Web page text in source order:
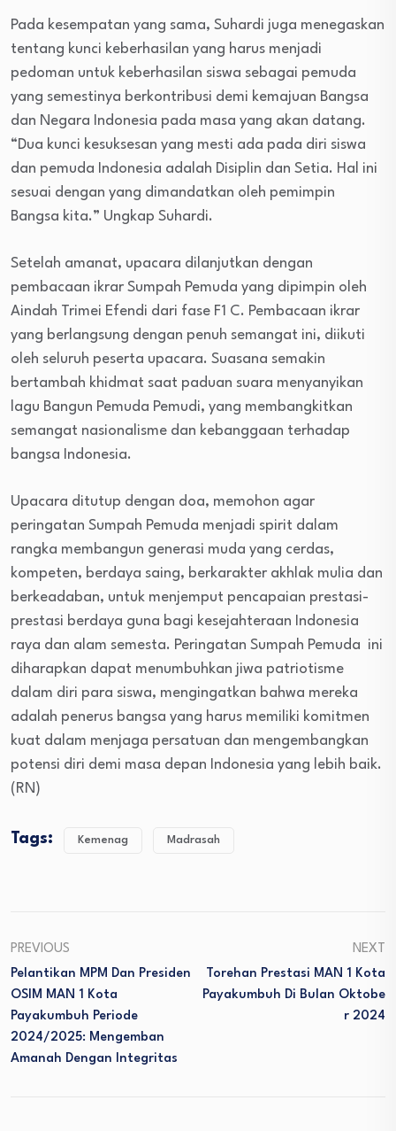
Pada kesempatan yang sama, Suhardi juga menegaskan
tentang kunci keberhasilan yang harus menjadi
pedoman untuk keberhasilan siswa sebagai pemuda
yang semestinya berkontribusi demi kemajuan Bangsa
dan Negara Indonesia pada masa yang akan datang.
“Dua kunci kesuksesan yang mesti ada pada diri siswa
dan pemuda Indonesia adalah Disiplin dan Setia. Hal ini
sesuai dengan yang dimandatkan oleh pemimpin
Bangsa kita.” Ungkap Suhardi.
Setelah amanat, upacara dilanjutkan dengan
pembacaan ikrar Sumpah Pemuda yang dipimpin oleh
Aindah Trimei Efendi dari fase F1 C. Pembacaan ikrar
yang berlangsung dengan penuh semangat ini, diikuti
oleh seluruh peserta upacara. Suasana semakin
bertambah khidmat saat paduan suara menyanyikan
lagu Bangun Pemuda Pemudi, yang membangkitkan
semangat nasionalisme dan kebanggaan terhadap
bangsa Indonesia.
Upacara ditutup dengan doa, memohon agar
peringatan Sumpah Pemuda menjadi spirit dalam
rangka membangun generasi muda yang cerdas,
kompeten, berdaya saing, berkarakter akhlak mulia dan
berkeadaban, untuk menjemput pencapaian prestasi-
prestasi berdaya guna bagi kesejahteraan Indonesia
raya dan alam semesta. Peringatan Sumpah Pemuda ini
diharapkan dapat menumbuhkan jiwa patriotisme
dalam diri para siswa, mengingatkan bahwa mereka
adalah penerus bangsa yang harus memiliki komitmen
kuat dalam menjaga persatuan dan mengembangkan
potensi diri demi masa depan Indonesia yang lebih baik.
(RN)
Tags: Kemenag Madrasah
PREVIOUS
Pelantikan MPM Dan Presiden
OSIM MAN 1 Kota
Payakumbuh Periode
2024/2025: Mengemban
Amanah Dengan Integritas
NEXT
Torehan Prestasi MAN 1 Kota
Payakumbuh Di Bulan Oktobe
R 2024